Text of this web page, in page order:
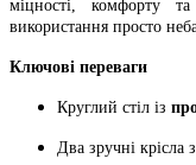
міцності, комфорту
використання просто
Ключові переваги
Круглий стіл із
Два зручні крісла з